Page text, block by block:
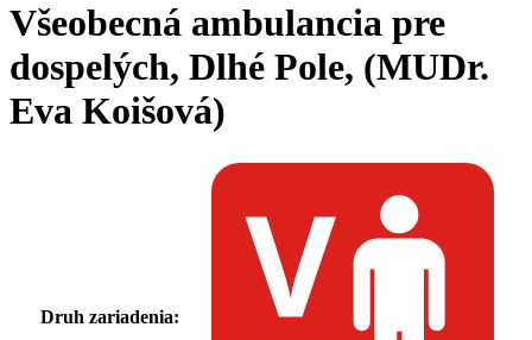
Všeobecná ambulancia pre
dospelých, Dlhé Pole, (MUDr.
Eva Koišová)
Druh zariadenia: